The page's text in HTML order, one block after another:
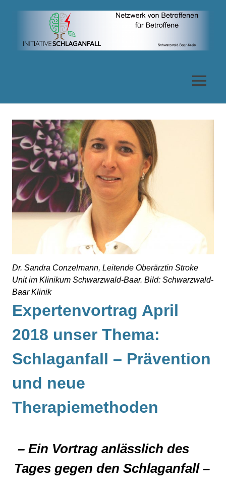
für
Betroffene
MENÜ
Dr. Sandra Conzelmann, Leitende Oberärztin Stroke
Unit im Klinikum Schwarzwald-Baar. Bild: Schwarzwald-
Baar Klinik
Expertenvortrag April
2018 unser Thema:
Schlaganfall – Prävention
und neue
Therapiemethoden
– Ein Vortrag anlässlich des
Tages gegen den Schlaganfall –